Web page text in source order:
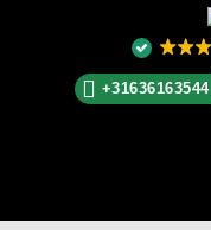
+31636163544